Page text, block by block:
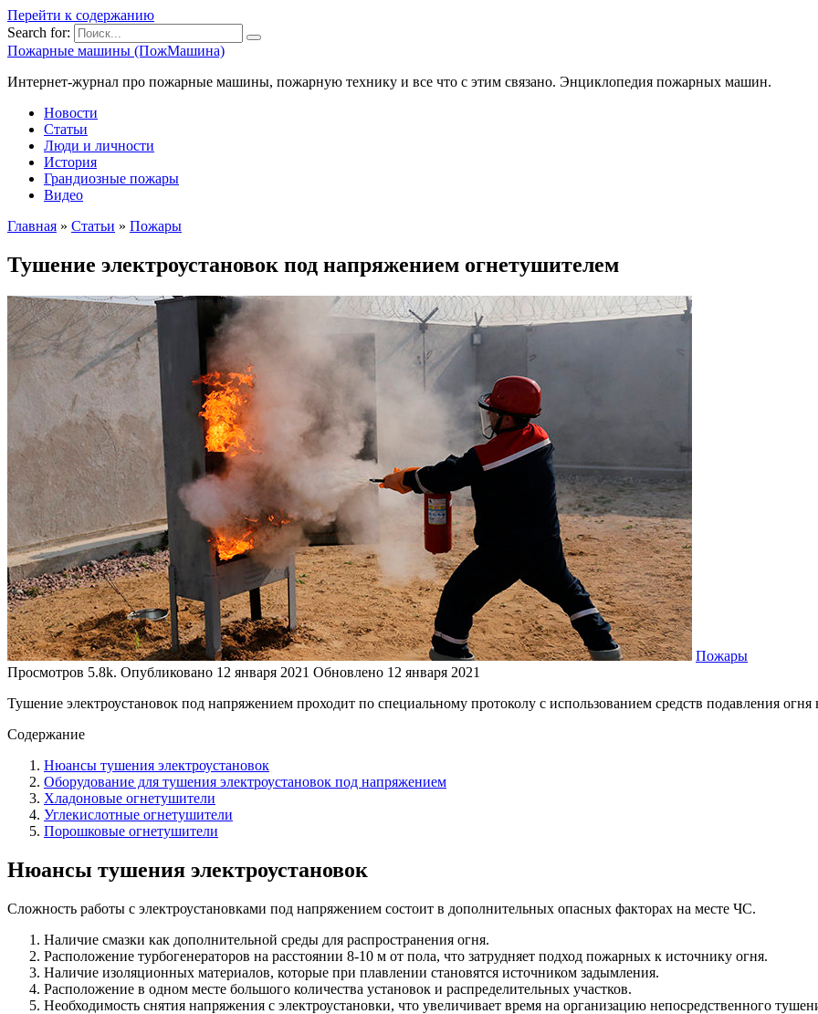
Перейти к содержанию
Search for:
Пожарные машины (ПожМашина)
Интернет-журнал про пожарные машины, пожарную технику и все что с этим связано. Энциклопедия пожарных машин.
Новости
Статьи
Люди и личности
История
Грандиозные пожары
Видео
Главная » Статьи » Пожары
Тушение электроустановок под напряжением огнетушителем
Пожары
Просмотров 5.8k. Опубликовано 12 января 2021 Обновлено 12 января 2021
Тушение электроустановок под напряжением проходит по специальному протоколу с использованием средств подавления
Содержание
Нюансы тушения электроустановок
Оборудование для тушения электроустановок под напряжением
Хладоновые огнетушители
Углекислотные огнетушители
Порошковые огнетушители
Нюансы тушения электроустановок
Сложность работы с электроустановками под напряжением состоит в дополнительных опасных факторах на месте ЧС.
Наличие смазки как дополнительной среды для распространения огня.
Расположение турбогенераторов на расстоянии 8-10 м от пола, что затрудняет подход пожарных к источнику огня.
Наличие изоляционных материалов, которые при плавлении становятся источником задымления.
Расположение в одном месте большого количества установок и распределительных участков.
Необходимость снятия напряжения с электроустановки, что увеличивает время на организацию непосредственного